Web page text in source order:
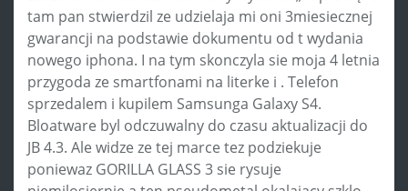
tam pan stwierdzil ze udzielaja mi oni 3miesiecznej
gwarancji na podstawie dokumentu od t wydania
nowego iphona. I na tym skonczyla sie moja 4 letnia
przygoda ze smartfonami na literke i . Telefon
sprzedalem i kupilem Samsunga Galaxy S4.
Bloatware byl odczuwalny do czasu aktualizacji do
JB 4.3. Ale widze ze tej marce tez podziekuje
poniewaz GORILLA GLASS 3 sie rysuje